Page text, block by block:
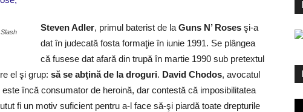
Steven Adler, primul baterist de la Guns N’ Roses şi-a
dat în judecată fosta formaţie în iunie 1991. Se plângea
că fusese dat afară din trupă în martie 1990 sub pretextul
el şi grup: să se abţină de la droguri. David Chodos, avocatul
încă consumator de heroină, dar contestă că imposibilitatea
fi un motiv suficient pentru a-l face să-şi piardă toate drepturile